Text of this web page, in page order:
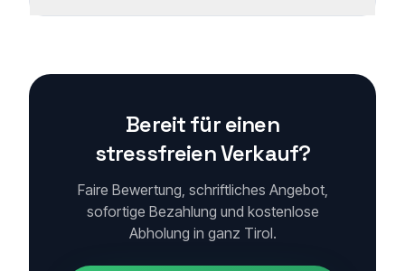
Bereit für einen
stressfreien Verkauf?
Faire Bewertung, schriftliches Angebot,
sofortige Bezahlung und kostenlose
Abholung in ganz Tirol.